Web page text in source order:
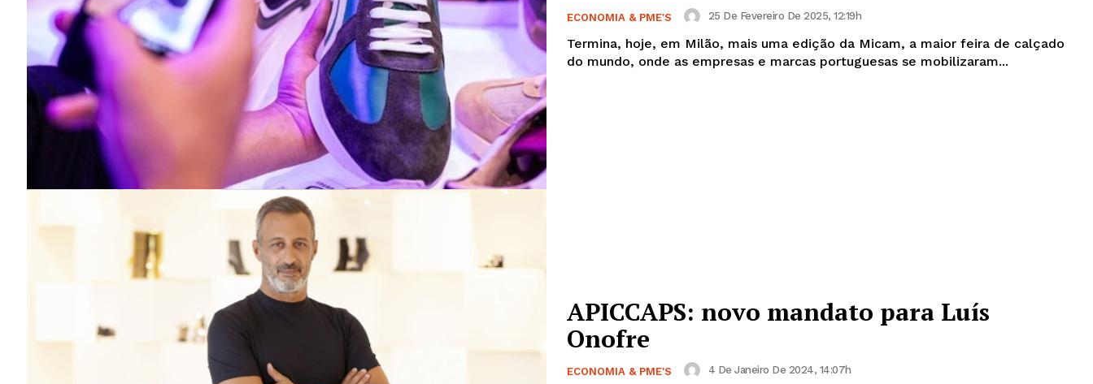
ECONOMIA & PME'S 25 De Fevereiro De 2025, 12:19h
Termina, hoje, em Milão, mais uma edição da Micam, a maior feira de calçado
do mundo, onde as empresas e marcas portuguesas se mobilizaram...
APICCAPS: novo mandato para Luís
Onofre
ECONOMIA & PME'S 4 De Janeiro De 2024, 14:07h